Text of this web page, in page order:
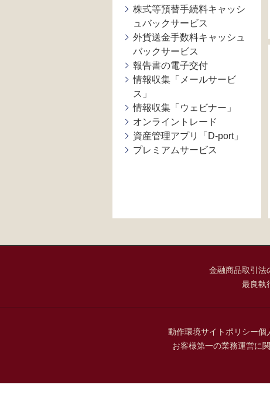
株式等預替手続料キャッシ
ュバックサービス
外貨送金手数料キャッシュ
バックサービス
報告書の電子交付
情報収集「メールサービ
ス」
情報収集「ウェビナー」
オンライントレード
資産管理アプリ「D-port」
プレミアムサービス
金融商品取引法
最良執
動作環境サイトポリシー個
お客様第一の業務運営に